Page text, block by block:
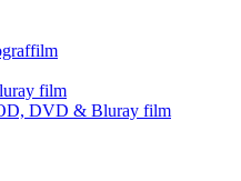
film
DVD & Bluray film